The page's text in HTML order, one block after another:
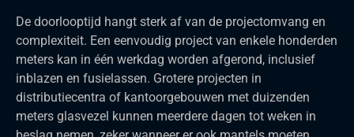
De doorlooptijd hangt sterk af van de projectomvang en
complexiteit. Een eenvoudig project van enkele honderden
meters kan in één werkdag worden afgerond, inclusief
inblazen en fusielassen. Grotere projecten in
distributiecentra of kantoorgebouwen met duizenden
meters glasvezel kunnen meerdere dagen tot weken in